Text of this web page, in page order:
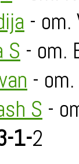
-
S - om.
-
S -
1-2